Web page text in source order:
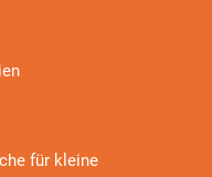
für kleine